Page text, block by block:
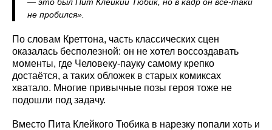
не пробился».
По словам Креттона, часть классических сцен
оказалась бесполезной: он не хотел воссоздавать
моменты, где Человеку-пауку самому крепко
достаётся, а таких обложек в старых комиксах
хватало. Многие привычные позы героя тоже не
подошли под задачу.
Вместо Пита Клейкого Тюбика в нарезку попали хоть и